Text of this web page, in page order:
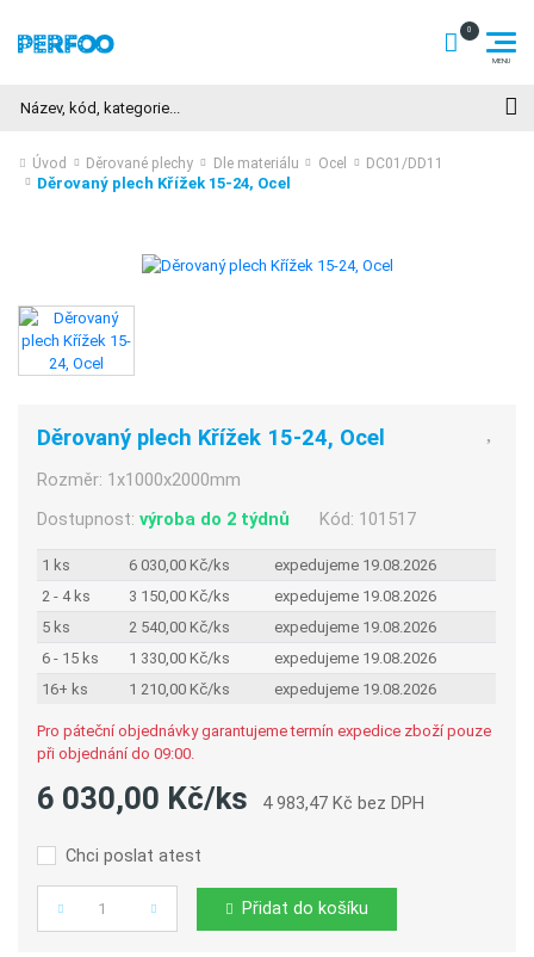
Úvod Děrované plechy Dle materiálu Ocel DC01/DD11
Děrovaný plech Křížek 15-24, Ocel
Děrovaný plech Křížek 15-24, Ocel
Rozměr: 1x1000x2000mm
Dostupnost:výroba do 2 týdnů Kód: 101517
1 ks 6 030,00 Kč/ks
expedujeme 19.08.2026
2 - 4 ks
3 150,00 Kč/ks
expedujeme 19.08.2026
5 ks
2 540,00 Kč/ks
expedujeme 19.08.2026
6 - 15 ks
1 330,00 Kč/ks
expedujeme 19.08.2026
16+ ks
1 210,00 Kč/ks expedujeme 19.08.2026
Pro páteční objednávky garantujeme termín expedice zboží pouze
při objednání do 09:00.
6 030,00 Kč/ks 4 983,47 Kč bez DPH
Chci poslat atest
Počet Přidat do košíku